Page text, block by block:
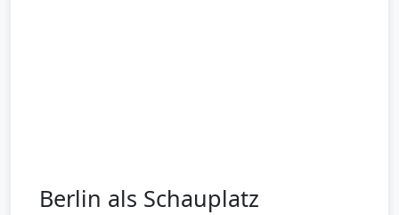
Berlin als Schauplatz